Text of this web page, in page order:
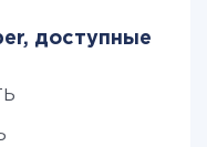
доступные